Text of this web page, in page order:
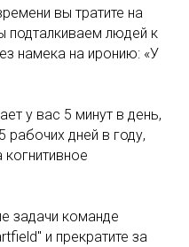
вы тратите на
подталкиваем людей к
намека на иронию: «У
у вас 5 минут в день,
рабочих дней в году,
задачи команде
и прекратите за